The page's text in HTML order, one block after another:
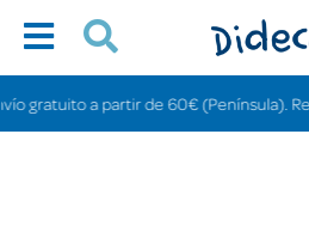
gratuito a partir de 60€ (Península).